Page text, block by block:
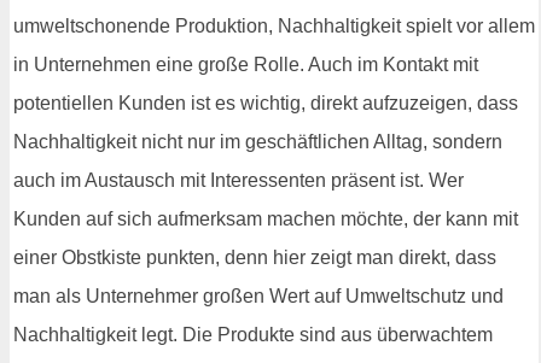
umweltschonende Produktion, Nachhaltigkeit spielt vor allem
in Unternehmen eine große Rolle. Auch im Kontakt mit
potentiellen Kunden ist es wichtig, direkt aufzuzeigen, dass
Nachhaltigkeit nicht nur im geschäftlichen Alltag, sondern
auch im Austausch mit Interessenten präsent ist. Wer
Kunden auf sich aufmerksam machen möchte, der kann mit
einer Obstkiste punkten, denn hier zeigt man direkt, dass
man als Unternehmer großen Wert auf Umweltschutz und
Nachhaltigkeit legt. Die Produkte sind aus überwachtem